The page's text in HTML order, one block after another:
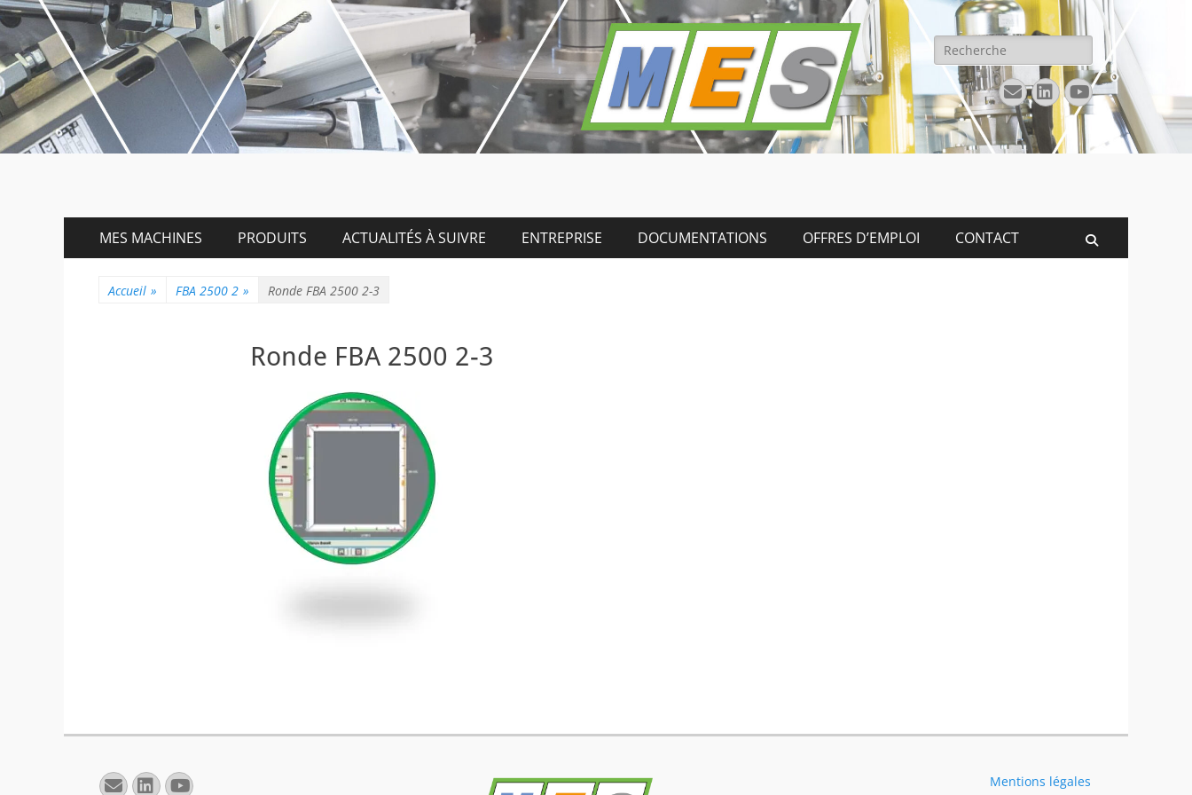
Rechercher :
E-
mail
Linkedin
YouTube
Menu
principal
MES MACHINES PRODUITS ACTUALITÉS À SUIVRE ENTREPRISE DOCUMENTATIONS OFFRES D’EMPLOI CONTACT
Accueil » FBA 2500 2 » Ronde FBA 2500 2-3
Ronde FBA 2500 2-3
E-
Linkedin
YouTube Mentions légales